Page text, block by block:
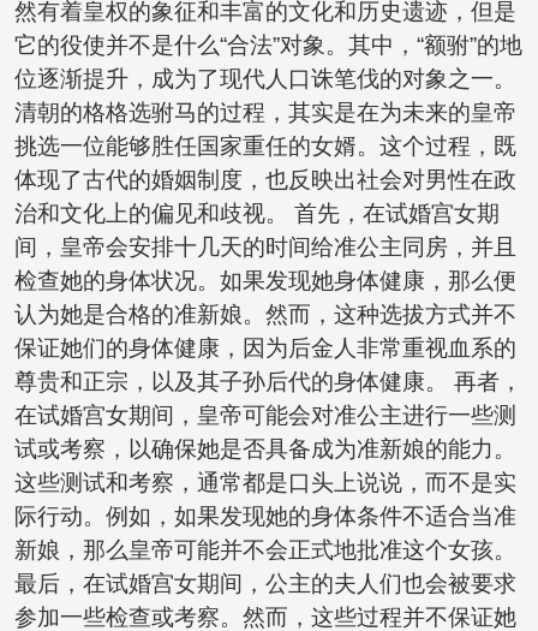
然有着皇权的象征和丰富的文化和历史遗迹，但是
它的役使并不是什么“合法”对象。其中，“额驸”的地
位逐渐提升，成为了现代人口诛笔伐的对象之一。
清朝的格格选驸马的过程，其实是在为未来的皇帝
挑选一位能够胜任国家重任的女婿。这个过程，既
体现了古代的婚姻制度，也反映出社会对男性在政
治和文化上的偏见和歧视。 首先，在试婚宫女期
间，皇帝会安排十几天的时间给准公主同房，并且
检查她的身体状况。如果发现她身体健康，那么便
认为她是合格的准新娘。然而，这种选拔方式并不
保证她们的身体健康，因为后金人非常重视血系的
尊贵和正宗，以及其子孙后代的身体健康。 再者，
在试婚宫女期间，皇帝可能会对准公主进行一些测
试或考察，以确保她是否具备成为准新娘的能力。
这些测试和考察，通常都是口头上说说，而不是实
际行动。例如，如果发现她的身体条件不适合当准
新娘，那么皇帝可能并不会正式地批准这个女孩。
最后，在试婚宫女期间，公主的夫人们也会被要求
参加一些检查或考察。然而，这些过程并不保证她